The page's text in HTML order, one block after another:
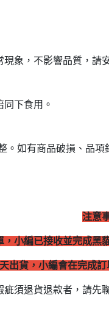
象，不影響品質，請
下食用。
。如有商品破損、品
注意
，小編已接收並完成
出貨， 小編會在完成
疵須退貨退款者，請先